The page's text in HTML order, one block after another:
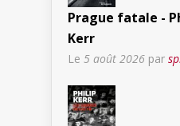
Prague fatale -
Kerr
Le 5 août 2026 par